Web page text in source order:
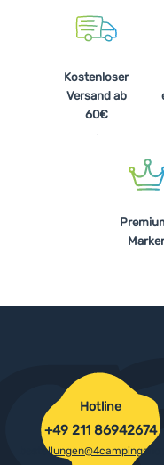
Kostenloser
Versand ab
60€
Hotline
+49 211 86942674